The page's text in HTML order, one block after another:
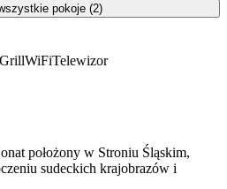
GrillWiFiTelewizor
położony w Stroniu Śląskim,
sudeckich krajobrazów i
pokoje (2)